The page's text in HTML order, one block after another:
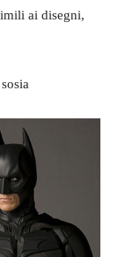
ai disegni,